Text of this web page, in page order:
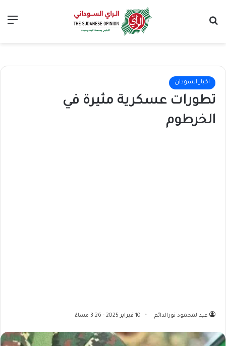
اخبار السودان
تطورات عسكرية مثيرة في
الخرطوم
عبدالمحمود نورالدائم 10 فبراير 2025 - 3:26 مساءً